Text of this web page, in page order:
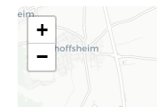
+
−